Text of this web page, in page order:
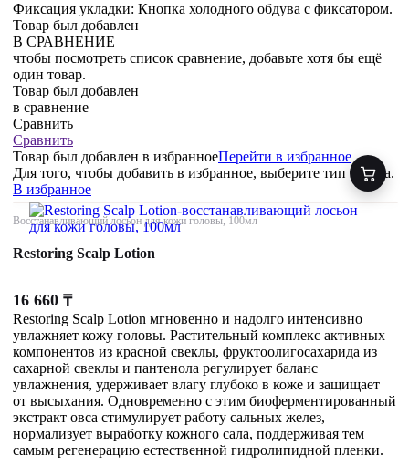
Фиксация укладки: Кнопка холодного обдува с фиксатором.
Товар был добавлен
В СРАВНЕНИЕ
чтобы посмотреть список сравнение, добавьте хотя бы ещё
один товар.
Товар был добавлен
в сравнение
Сравнить
Сравнить
Товар был добавлен в избранноеПерейти в избранное
Для того, чтобы добавить в избранное, выберите тип товара.
В избранное
Восстанавливающий лосьон для кожи головы, 100мл
Restoring Scalp Lotion
16 660 ₸
Restoring Scalp Lotion мгновенно и надолго интенсивно
увлажняет кожу головы. Растительный комплекс активных
компонентов из красной свеклы, фруктоолигосахарида из
сахарной свеклы и пантенола регулирует баланс
увлажнения, удерживает влагу глубоко в коже и защищает
от высыхания. Одновременно с этим биоферментированный
экстракт овса стимулирует работу сальных желез,
нормализует выработку кожного сала, поддерживая тем
самым регенерацию естественной гидролипидной пленки.